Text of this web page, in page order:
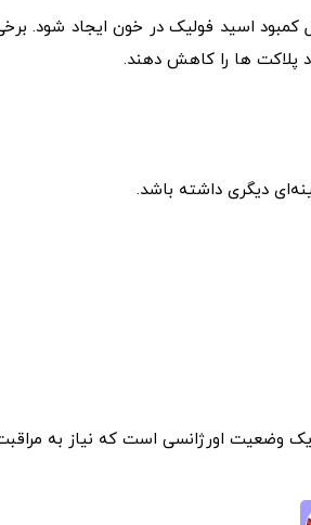
کمبود اسید فولیک در خون ایجاد شود.
دیگری داشته باشد.
یک وضعیت اورژانسی است که نیاز به